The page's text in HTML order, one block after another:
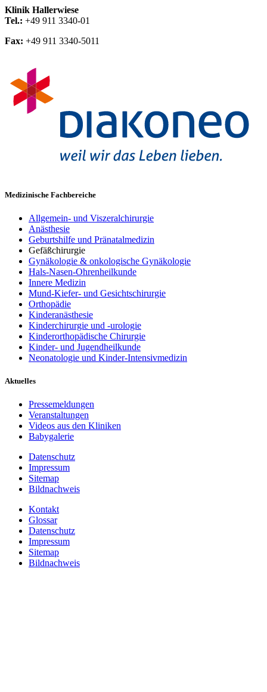
Klinik Hallerwiese
Tel.: +49 911 3340-01
Fax: +49 911 3340-5011
Medizinische Fachbereiche
Allgemein- und Viszeralchirurgie
Anästhesie
Geburtshilfe und Pränatalmedizin
Gefäßchirurgie
Gynäkologie & onkologische Gynäkologie
Hals-Nasen-Ohrenheilkunde
Innere Medizin
Mund-Kiefer- und Gesichtschirurgie
Orthopädie
Kinderanästhesie
Kinderchirurgie und -urologie
Kinderorthopädische Chirurgie
Kinder- und Jugendheilkunde
Neonatologie und Kinder-Intensivmedizin
Aktuelles
Pressemeldungen
Veranstaltungen
Videos aus den Kliniken
Babygalerie
Datenschutz
Impressum
Sitemap
Bildnachweis
Kontakt
Glossar
Datenschutz
Impressum
Sitemap
Bildnachweis